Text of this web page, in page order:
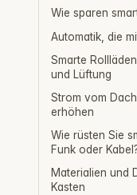
Wie sparen
Automatik, die
Smarte
und Lüftung
Strom vom
erhöhen
Wie rüsten Sie
Funk oder
Materialien und
Kasten